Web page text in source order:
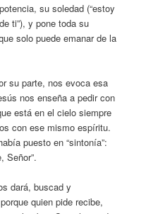
su soledad (“estoy
ti”), y pone toda su
solo puede emanar de la
su parte, nos evoca esa
nos enseña a pedir con
está en el cielo siempre
con ese mismo espíritu.
puesto en “sintonía”:
Señor”.
dará, buscad y
quien pide recibe,